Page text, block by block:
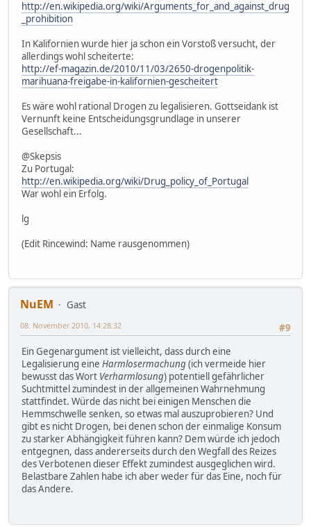
http://en.wikipedia.org/wiki/Arguments_for_and_against_drug
_prohibition
In Kalifornien wurde hier ja schon ein Vorstoß versucht, der
allerdings wohl scheiterte:
http://ef-magazin.de/2010/11/03/2650-drogenpolitik-
marihuana-freigabe-in-kalifornien-gescheitert
Es wäre wohl rational Drogen zu legalisieren. Gottseidank ist
Vernunft keine Entscheidungsgrundlage in unserer
Gesellschaft...
@Skepsis
Zu Portugal:
http://en.wikipedia.org/wiki/Drug_policy_of_Portugal
War wohl ein Erfolg.
lg
(Edit Rincewind: Name rausgenommen)
NuEM
Gast
#9
08. November 2010, 14:28:32
Ein Gegenargument ist vielleicht, dass durch eine
Legalisierung eine Harmlosermachung(ich vermeide hier
bewusst das Wort Verharmlosung) potentiell gefährlicher
Suchtmittel zumindest in der allgemeinen Wahrnehmung
stattfindet. Würde das nicht bei einigen Menschen die
Hemmschwelle senken, so etwas mal auszuprobieren? Und
gibt es nicht Drogen, bei denen schon der einmalige Konsum
zu starker Abhängigkeit führen kann? Dem würde ich jedoch
entgegnen, dass andererseits durch den Wegfall des Reizes
des Verbotenen dieser Effekt zumindest ausgeglichen wird.
Belastbare Zahlen habe ich aber weder für das Eine, noch für
das Andere.